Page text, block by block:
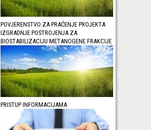
POVJERENSTVO ZA PRAĆENJE PROJEKTA
IZGRADNJE POSTROJENJA ZA
BIOSTABILIZACIJU METANOGENE FRAKCIJE
PRISTUP INFORMACIJAMA